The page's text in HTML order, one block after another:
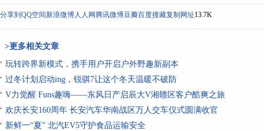
分享到 QQ空间新浪微博人人网 腾讯微博豆瓣百度搜藏复制网址13.7K
>更多相关文章
玩转跨界新模式，携手用户开启户外野趣新副本
过冬计划启动ing，锐骐7让这个冬天温暖不破防
V力觉醒 Funs趣嗨——东风日产启辰大V湘赣区客户酷爽之旅
欢庆长安160周年 长安汽车华南战区万人交车仪式圆满收官
新鲜一“夏” 北汽EV5守护食品运输安全